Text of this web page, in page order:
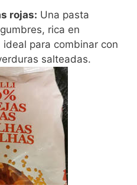
rojas: Una pasta
rica en
para combinar con
salteadas.